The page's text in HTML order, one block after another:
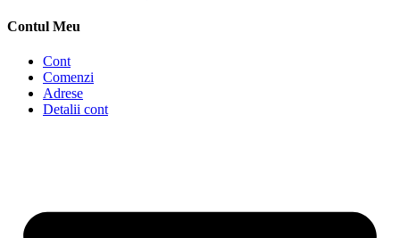
Contul Meu
Cont
Comenzi
Adrese
Detalii cont